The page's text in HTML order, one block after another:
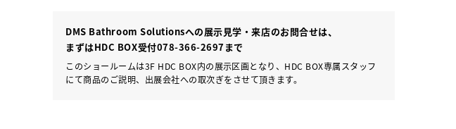
DMS Bathroom Solutionsへの展示見学・来店のお問合せは、
まずはHDC BOX受付078-366-2697 まで
このショールームは3F HDC BOX内の展示区画となり、HDC BOX専属スタッフ
にて商品のご説明、出展会社への取次ぎをさせて頂きます。